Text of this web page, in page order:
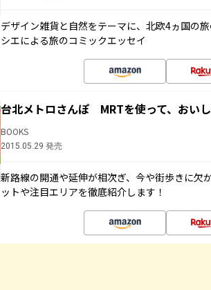
デザイン雑貨と自然をテーマに、北欧4ヵ国の
シエによる旅のコミックエッセイ
台北メトロさんぽ MRTを使って、おい
BOOKS
2015.05.29 発売
新路線の開通や延伸が相次ぎ、今や街歩きに欠
ットや注目エリアを徹底紹介します！